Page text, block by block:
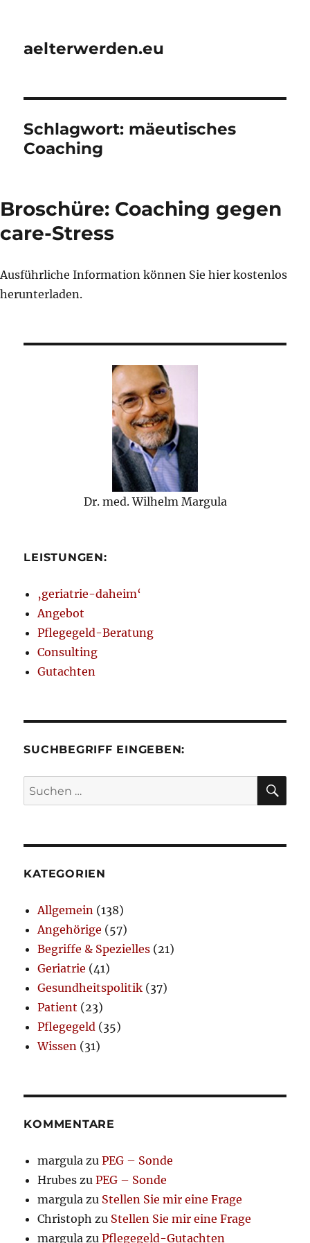
aelterwerden.eu
Schlagwort: mäeutisches
Coaching
Broschüre: Coaching gegen
care-Stress
Ausführliche Information können Sie hier kostenlos
herunterladen.
Dr. med. Wilhelm Margula
LEISTUNGEN:
‚geriatrie-daheim‘
Angebot
Pflegegeld-Beratung
Consulting
Gutachten
SUCHBEGRIFF EINGEBEN:
Suchen
nach:
KATEGORIEN
Allgemein (138)
Angehörige (57)
Begriffe & Spezielles (21)
Geriatrie (41)
Gesundheitspolitik (37)
Patient (23)
Pflegegeld (35)
Wissen (31)
KOMMENTARE
margula zuPEG – Sonde
Hrubes zuPEG – Sonde
margula zu Stellen Sie mir eine Frage
Christoph zu Stellen Sie mir eine Frage
margula zuPflegegeld-Gutachten